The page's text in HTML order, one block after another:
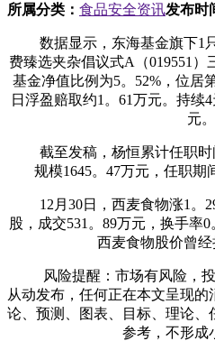
所属分类： 食品安全资讯发布时
数据显示，东海基金旗下1
费臻选夹杂倡议式A（019551）
基金净值比例为5。52%，位居
日浮盈赔取约1。61万元。持续
元。
截至发稿，杨恒累计任职时
规模1645。47万元，任职期
12月30日，西麦食物涨1。
股，成交531。89万元，换手率0
西麦食物股价曾经
风险提醒：市场有风险，投
从动发布，任何正在本文呈现
论、预测、图表、目标、理论
参考，不形成